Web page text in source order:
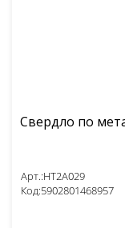
Арт.:HT2A029
Код:5902801468957